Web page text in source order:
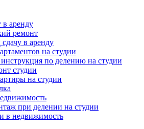
в аренду
ремонт
в аренду
на студии
по делению на студии
студии
на студии
при делении на студии
в недвижимость